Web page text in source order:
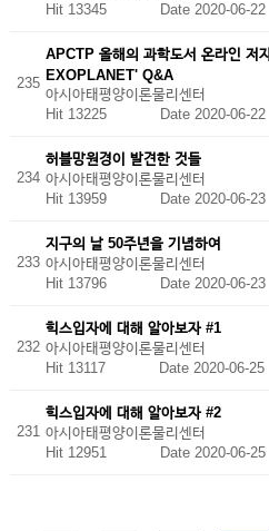
Hit 13345
Date 2020-06-22
235
APCTP 올해의 과학도서 온라인 저
EXOPLANET' Q&A
아시아태평양이론물리센터
Hit 13225
Date 2020-06-22
234
허블망원경이 발견한 것들
아시아태평양이론물리센터
Hit 13959 Date 2020-06-23
233
지구의 날 50주년을 기념하여
아시아태평양이론물리센터
Hit 13796 Date 2020-06-23
232
힉스입자에 대해 알아보자 #1
아시아태평양이론물리센터
Hit 13117 Date 2020-06-25
231
힉스입자에 대해 알아보자 #2
아시아태평양이론물리센터
Hit 12951 Date 2020-06-25